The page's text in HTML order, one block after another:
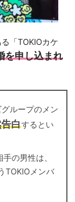
「TOKIOカケ
を申し込まれ
ループのメン
白するとい
の男性は、
TOKIOメンバ